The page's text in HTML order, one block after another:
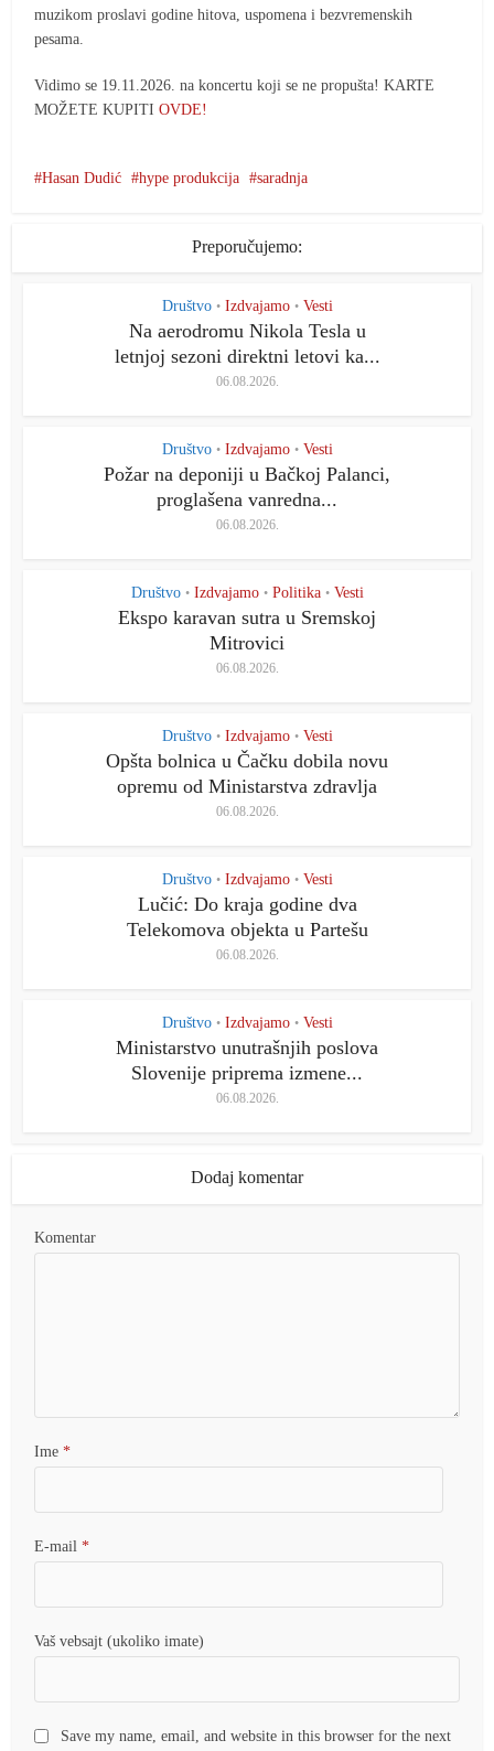
muzikom proslavi godine hitova, uspomena i bezvremenskih
pesama.
Vidimo se 19.11.2026. na koncertu koji se ne propušta! KARTE
MOŽETE KUPITIOVDE!
Hasan Dudić hype produkcija saradnja
Preporučujemo:
Društvo • Izdvajamo • Vesti
Na aerodromu Nikola Tesla u
letnjoj sezoni direktni letovi ka...
06.08.2026.
Društvo • Izdvajamo • Vesti
Požar na deponiji u Bačkoj Palanci,
proglašena vanredna...
06.08.2026.
Društvo • Izdvajamo • Politika • Vesti
Ekspo karavan sutra u Sremskoj
Mitrovici
06.08.2026.
Društvo • Izdvajamo • Vesti
Opšta bolnica u Čačku dobila novu
opremu od Ministarstva zdravlja
06.08.2026.
Društvo • Izdvajamo • Vesti
Lučić: Do kraja godine dva
Telekomova objekta u Partešu
06.08.2026.
Društvo • Izdvajamo • Vesti
Ministarstvo unutrašnjih poslova
Slovenije priprema izmene...
06.08.2026.
Dodaj komentar
Komentar
Ime*
E-mail*
Vaš vebsajt (ukoliko imate)
Save my name, email, and website in this browser for the next